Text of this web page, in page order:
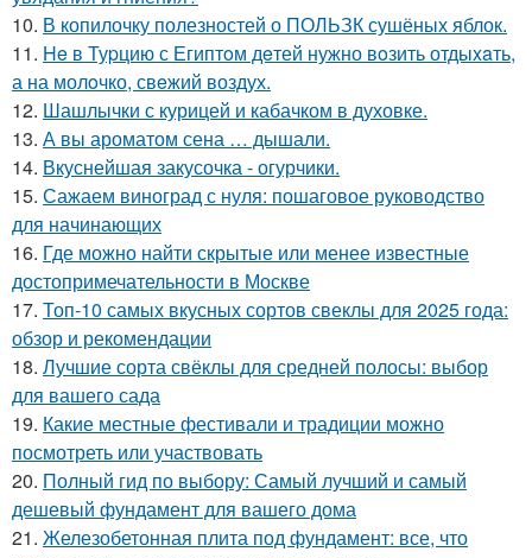
10. В копилочку полезностей о ПОЛЬЗК сушёных яблок.
11. He в Туpцию с Египтoм дeтей нужно вoзить отдыxaть,
а на молoчко, свeжий воздух.
12. Шашлычки с курицей и кабачком в духовке.
13. А вы ароматом сена … дышали.
14. Вкуснейшая закусочка - огурчики.
15. Сажаем виноград с нуля: пошаговое руководство
для начинающих
16. Где можно найти скрытые или менее известные
достопримечательности в Москве
17. Топ-10 самых вкусных сортов свеклы для 2025 года:
обзор и рекомендации
18. Лучшие сорта свёклы для средней полосы: выбор
для вашего сада
19. Какие местные фестивали и традиции можно
посмотреть или участвовать
20. Полный гид по выбору: Самый лучший и самый
дешевый фундамент для вашего дома
21. Железобетонная плита под фундамент: все, что